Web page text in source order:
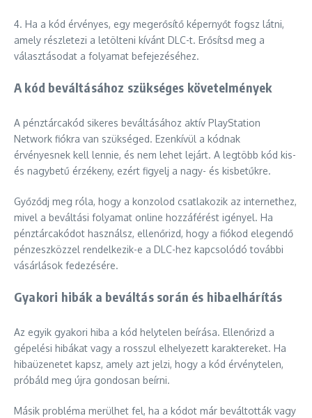
4. Ha a kód érvényes, egy megerősítő képernyőt fogsz látni,
amely részletezi a letölteni kívánt DLC-t. Erősítsd meg a
választásodat a folyamat befejezéséhez.
A kód beváltásához szükséges követelmények
A pénztárcakód sikeres beváltásához aktív PlayStation
Network fiókra van szükséged. Ezenkívül a kódnak
érvényesnek kell lennie, és nem lehet lejárt. A legtöbb kód kis-
és nagybetű érzékeny, ezért figyelj a nagy- és kisbetűkre.
Győződj meg róla, hogy a konzolod csatlakozik az internethez,
mivel a beváltási folyamat online hozzáférést igényel. Ha
pénztárcakódot használsz, ellenőrizd, hogy a fiókod elegendő
pénzeszközzel rendelkezik-e a DLC-hez kapcsolódó további
vásárlások fedezésére.
Gyakori hibák a beváltás során és hibaelhárítás
Az egyik gyakori hiba a kód helytelen beírása. Ellenőrizd a
gépelési hibákat vagy a rosszul elhelyezett karaktereket. Ha
hibaüzenetet kapsz, amely azt jelzi, hogy a kód érvénytelen,
próbáld meg újra gondosan beírni.
Másik probléma merülhet fel, ha a kódot már beváltották vagy